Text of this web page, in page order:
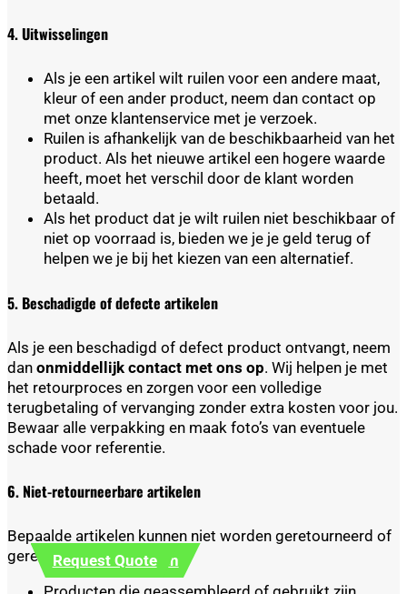
Offerte aanvragen
Request Quote
4. Uitwisselingen
Als je een artikel wilt ruilen voor een andere maat,
kleur of een ander product, neem dan contact op
met onze klantenservice met je verzoek.
Ruilen is afhankelijk van de beschikbaarheid van het
product. Als het nieuwe artikel een hogere waarde
heeft, moet het verschil door de klant worden
betaald.
Als het product dat je wilt ruilen niet beschikbaar of
niet op voorraad is, bieden we je je geld terug of
helpen we je bij het kiezen van een alternatief.
5. Beschadigde of defecte artikelen
Als je een beschadigd of defect product ontvangt, neem
dan onmiddellijk contact met ons op. Wij helpen je met
het retourproces en zorgen voor een volledige
terugbetaling of vervanging zonder extra kosten voor jou.
Bewaar alle verpakking en maak foto’s van eventuele
schade voor referentie.
6. Niet-retourneerbare artikelen
Bepaalde artikelen kunnen niet worden geretourneerd of
gerestitueerd, zoals: